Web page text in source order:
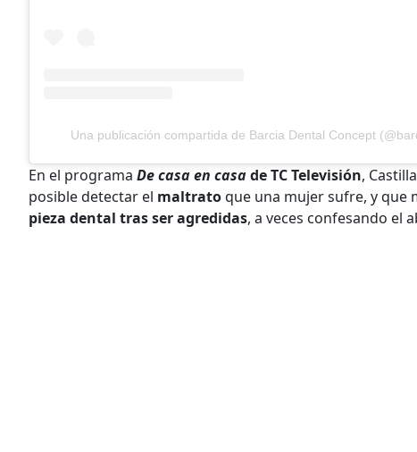
Una publicación compartida de Barcia Dental Concept
En el programa De casa en casade TC Televisión,
posible detectar el maltratoque una mujer sufre, y que
pieza dental tras ser agredidas, a veces confesando el